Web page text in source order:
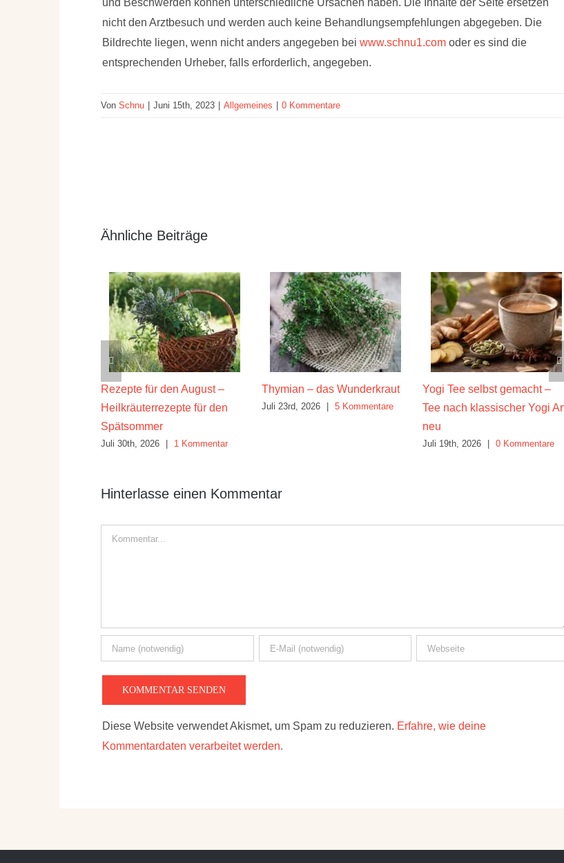
und Beschwerden können unterschiedliche Ursachen haben. Die Inhalte der Seite ersetzen
nicht den Arztbesuch und werden auch keine Behandlungsempfehlungen abgegeben. Die
Bildrechte liegen, wenn nicht anders angegeben bei www.schnu1.com oder es sind die
entsprechenden Urheber, falls erforderlich, angegeben.
Von Schnu Juni 15th, 2023 Allgemeines 0 Kommentare
Ähnliche Beiträge
Rezepte für den August –
Heilkräuterrezepte für den
Spätsommer
Juli 30th, 2026 1 Kommentar
Thymian – das Wunderkraut
Juli 23rd, 2026 5 Kommentare
Yogi Tee selbst gemacht –
Tee nach klassischer Yogi Art
neu
Juli 19th, 2026 0 Kommentare
Hinterlasse einen Kommentar
Kommentar
Diese Website verwendet Akismet, um Spam zu reduzieren. Erfahre, wie deine
Kommentardaten verarbeitet werden.